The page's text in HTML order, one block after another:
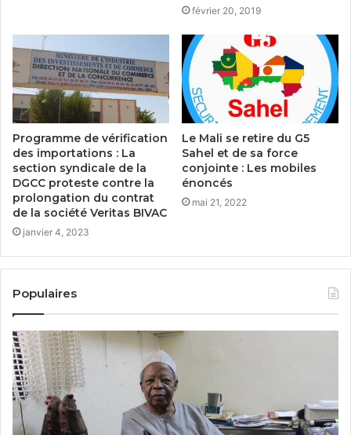
février 20, 2019
Programme de vérification
des importations : La
section syndicale de la
DGCC proteste contre la
prolongation du contrat
de la société Veritas BIVAC
janvier 4, 2023
Le Mali se retire du G5
Sahel et de sa force
conjointe : Les mobiles
énoncés
mai 21, 2022
Populaires